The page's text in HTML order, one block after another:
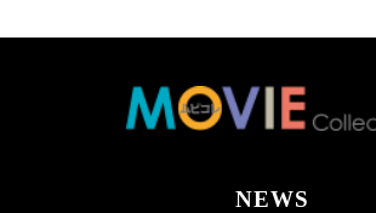
NEWS